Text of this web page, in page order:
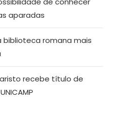
aparadas
romana mais
recebe título de